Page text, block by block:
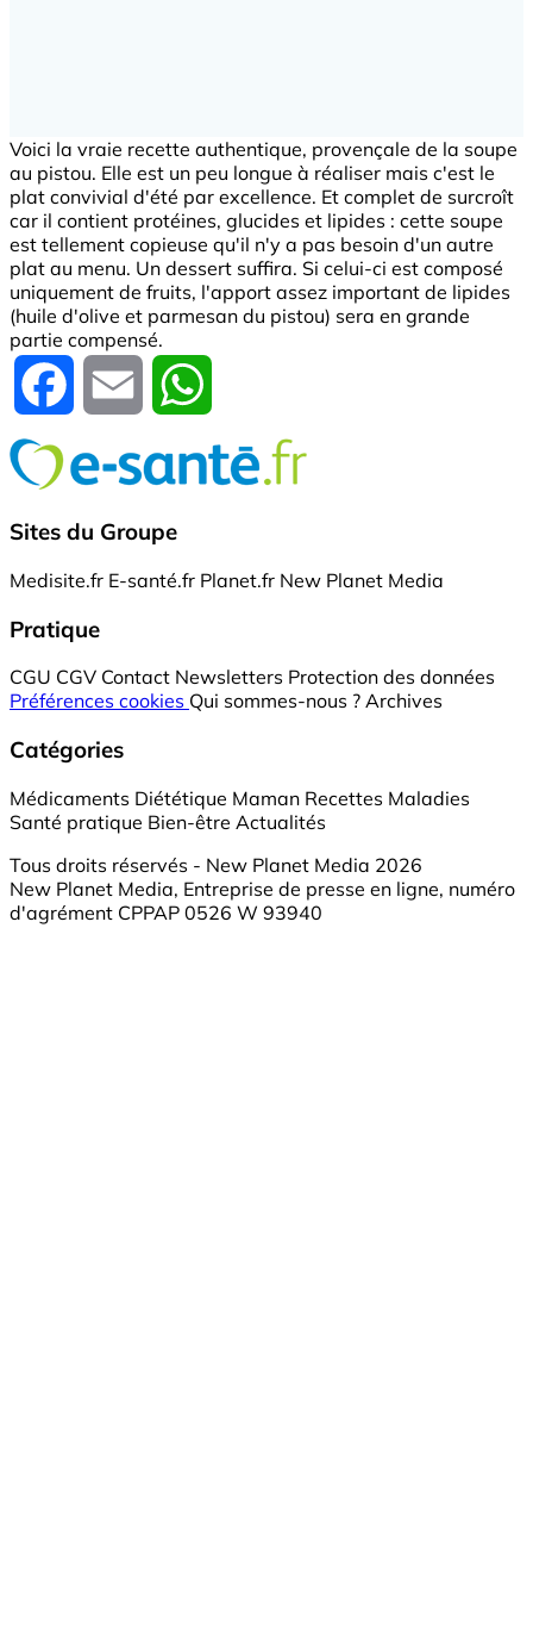
Voici la vraie recette authentique, provençale de la soupe
au pistou. Elle est un peu longue à réaliser mais c'est le
plat convivial d'été par excellence. Et complet de surcroît
car il contient protéines, glucides et lipides : cette soupe
est tellement copieuse qu'il n'y a pas besoin d'un autre
plat au menu. Un dessert suffira. Si celui-ci est composé
uniquement de fruits, l'apport assez important de lipides
(huile d'olive et parmesan du pistou) sera en grande
partie compensé.
Facebook Email
Sites du Groupe
Medisite.fr E-santé.fr Planet.fr New Planet Media
Pratique
CGU CGV Contact Newsletters Protection des données
Préférences cookies Qui sommes-nous ? Archives
Catégories
Médicaments Diététique Maman Recettes Maladies
Santé pratique Bien-être Actualités
Tous droits réservés - New Planet Media 2026
New Planet Media, Entreprise de presse en ligne, numéro
d'agrément CPPAP 0526 W 93940